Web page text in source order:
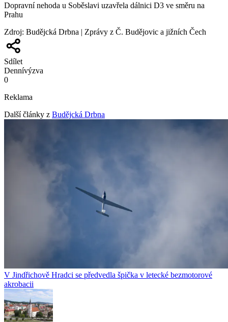
Dopravní nehoda u Soběslavi uzavřela dálnici D3 ve směru na
Prahu
Zdroj: Budějcká Drbna | Zprávy z Č. Budějovic a jižních Čech
Sdílet
Dennívýzva
0
Reklama
Další články z Budějcká Drbna
V Jindřichově Hradci se předvedla špička v letecké bezmotorové
akrobacii